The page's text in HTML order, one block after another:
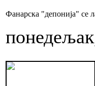
Фанарска "депонија" се